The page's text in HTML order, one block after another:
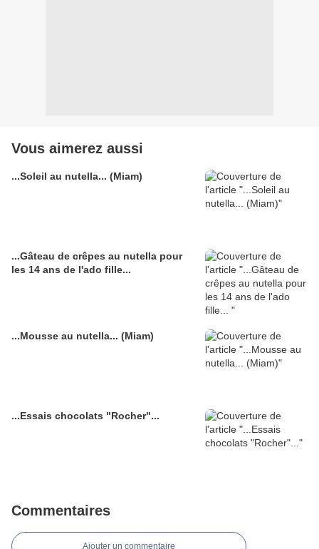
Vous aimerez aussi
...Soleil au nutella... (Miam)
...Gâteau de crêpes au nutella pour
les 14 ans de l'ado fille...
...Mousse au nutella... (Miam)
...Essais chocolats "Rocher"...
Commentaires
Ajouter un commentaire